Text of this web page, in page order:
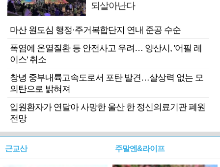
되살아난다
마산 원도심 행정·주거복합단지 연내 준공 수순
폭염에 온열질환 등 안전사고 우려… 양산시, '어필 레
이스' 취소
창녕 중부내륙고속도로서 포탄 발견…살상력 없는 모
의탄으로 밝혀져
입원환자가 연달아 사망한 울산 한 정신의료기관 폐원
전망
근교산 주말엔&라이프